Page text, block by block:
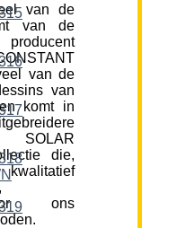
van de
van de
van de
van
komt in
SOLAR
die,
ons